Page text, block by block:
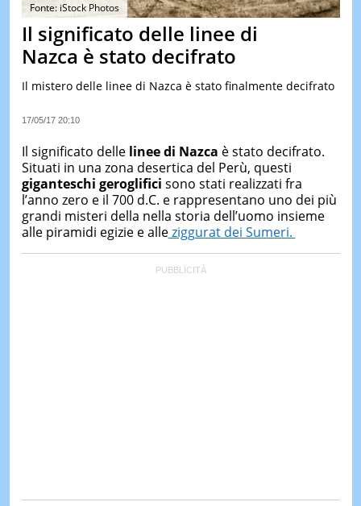
&
TEST
DI
IERI
Fonte: iStock Photos
Il significato delle linee di
Nazca è stato decifrato
Il mistero delle linee di Nazca è stato finalmente decifrato
17/05/17 20:10
Il significato delle linee di Nazca è stato decifrato.
Situati in una zona desertica del Perù, questi
giganteschi geroglifici sono stati realizzati fra
l’anno zero e il 700 d.C. e rappresentano uno dei più
grandi misteri della nella storia dell’uomo insieme
alle piramidi egizie e alleziggurat dei Sumeri.